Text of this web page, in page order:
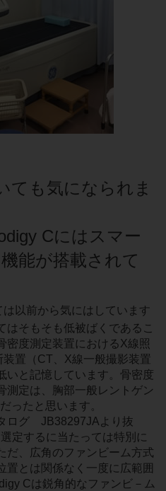
ても気になられま
Cにはスマー
能が搭載されて
以前から気にはしています
はそもそも低被ばくであるこ
密度測定装置におけるX線照
置（CT、X線一般撮影装置
いと記憶しています。骨密度
測定は、胸部一般レントゲン
ったと思います。
ログ JB38297JAより抜
定するに当たっては特別に
だ、広角のファンビーム方式
置とは関係なく一度に広範囲
Cは鋭角的なファンビ－ム